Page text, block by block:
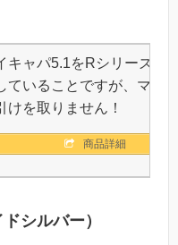
キャパ5.1をRシリーズ化
ていることですが、マガ
を取りません！
商品詳細
シルバー）